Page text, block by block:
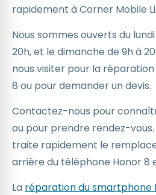
rapidement à Corner Mobile
Nous sommes ouverts du
20h, et le dimanche de 9h à
nous visiter pour la
8 ou pour demander un devis.
Contactez-nous pour
ou pour prendre rendez-vous.
traite rapidement le
arrière du téléphone Honor 8
La réparation du smartphone